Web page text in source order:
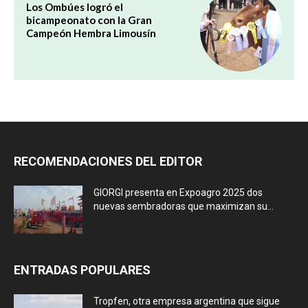
Los Ombúes logró el
bicampeonato con la Gran
Campeón Hembra Limousín
RECOMENDACIONES DEL EDITOR
GIORGI presenta en Expoagro 2025 dos
nuevas sembradoras que maximizan su...
ENTRADAS POPULARES
Tropfen, otra empresa argentina que sigue